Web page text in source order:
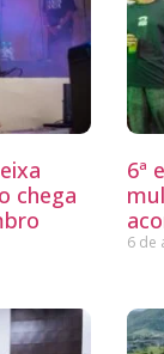
chega
6ª
6 de